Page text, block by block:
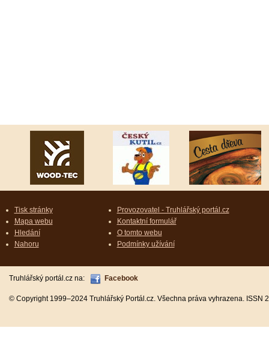
Tisk stránky
Mapa webu
Hledání
Nahoru
Provozovatel - Truhlářský portál.cz
Kontaktní formulář
O tomto webu
Podmínky užívání
Truhlářský portál.cz na: Facebook
© Copyright 1999–2024 Truhlářský Portál.cz. Všechna práva vyhrazena.